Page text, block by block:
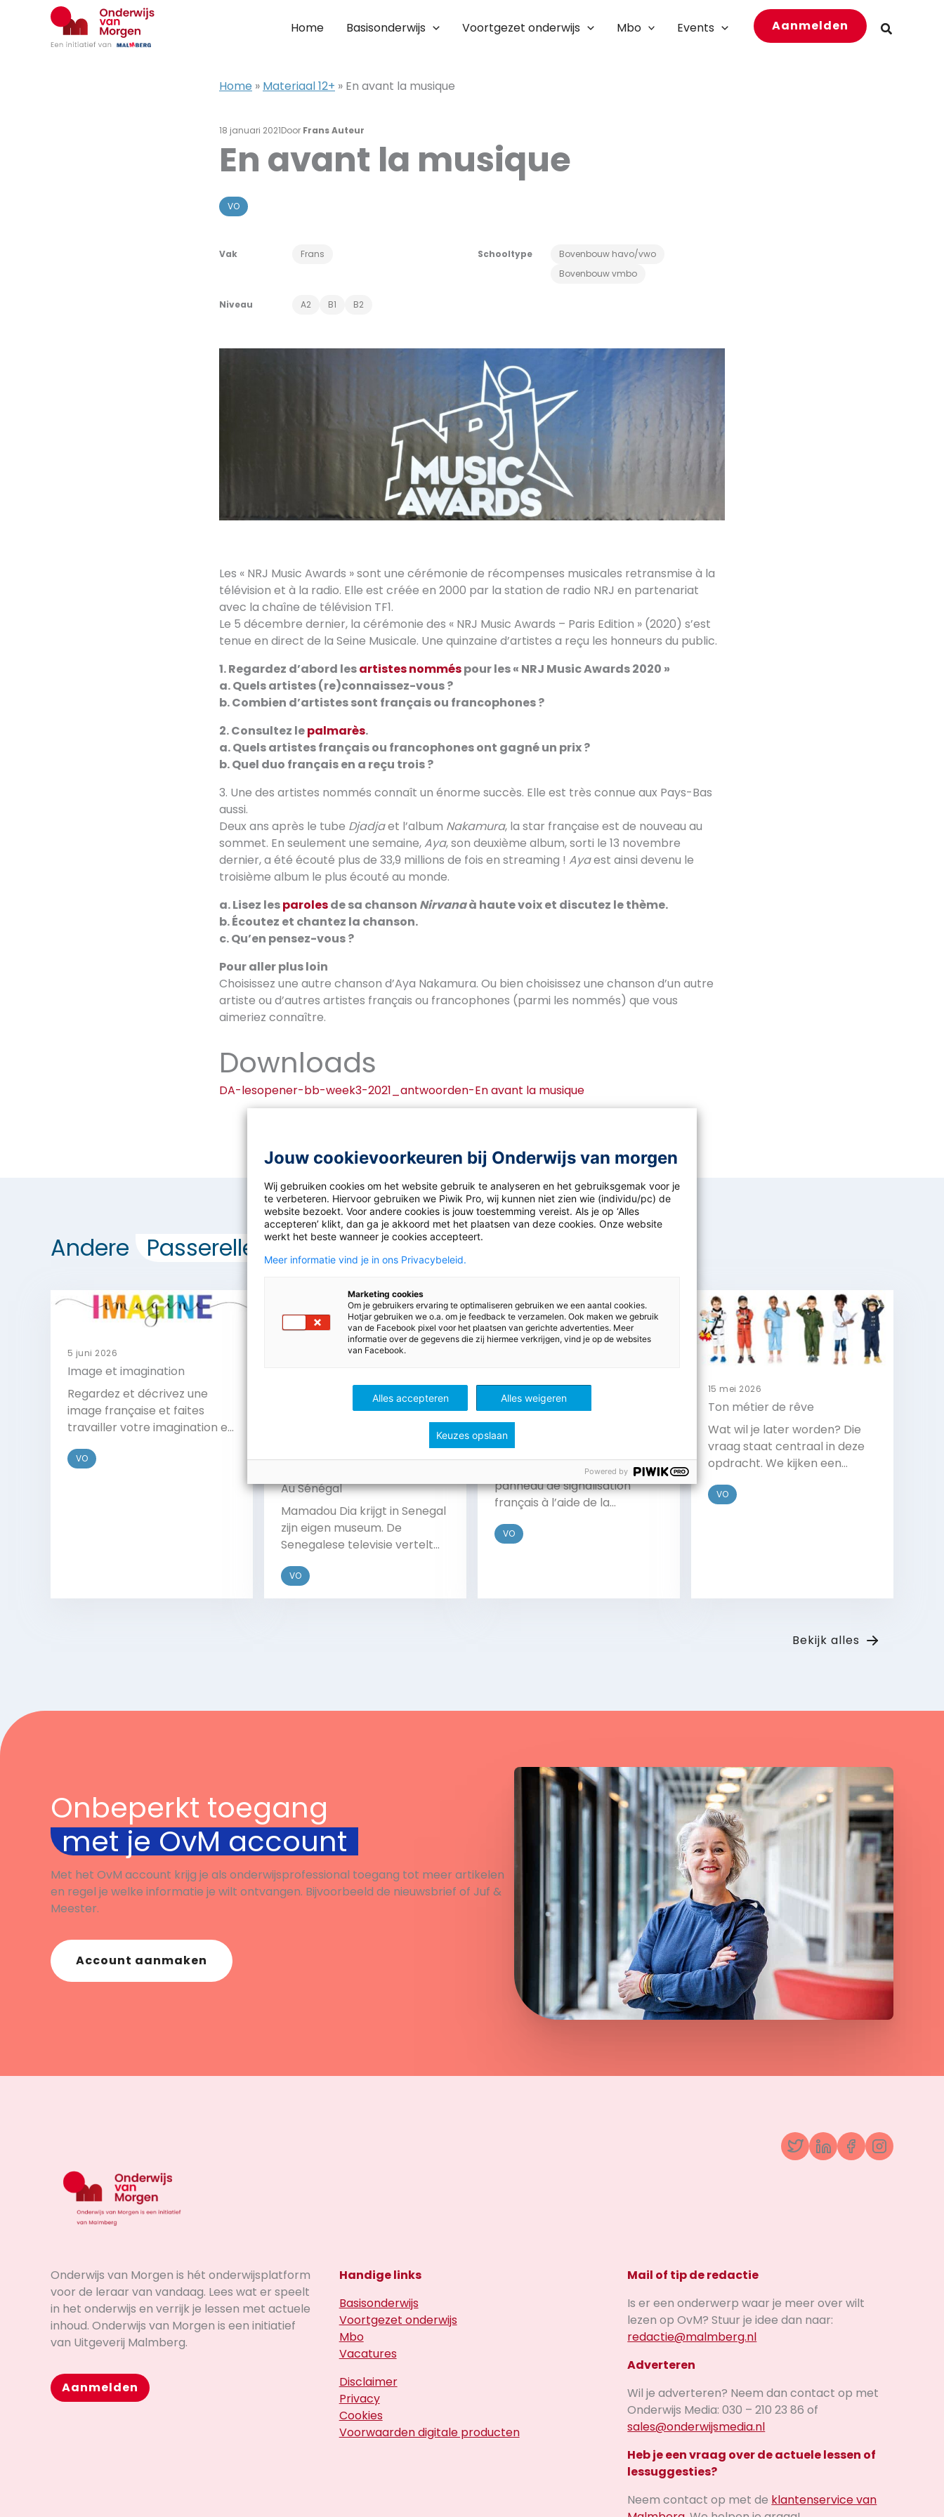
Home Basisonderwijs Voortgezet onderwijs Mbo Events Aanmelden Zoeken
Home » Materiaal 12+ » En avant la musique
18 januari 2021Door Frans Auteur
VO
Vak Frans Schooltype
Bovenbouw havo/vwo
Bovenbouw vmbo
Niveau A2 B1 B2
En avant la musique
Les « NRJ Music Awards » sont une cérémonie de récompenses musicales retransmise à la
télévision et à la radio. Elle est créée en 2000 par la station de radio NRJ en partenariat
avec la chaîne de télévision TF1.
Le 5 décembre dernier, la cérémonie des « NRJ Music Awards – Paris Edition » (2020) s’est
tenue en direct de la Seine Musicale. Une quinzaine d’artistes a reçu les honneurs du public.
1. Regardez d’abord lesartistes nomméspour les « NRJ Music Awards 2020 »
a. Quels artistes (re)connaissez-vous ?
b. Combien d’artistes sont français ou francophones ?
2. Consultez lepalmarès.
a. Quels artistes français ou francophones ont gagné un prix ?
b. Quel duo français en a reçu trois ?
3. Une des artistes nommés connaît un énorme succès. Elle est très connue aux Pays-Bas
aussi.
Deux ans après le tube Djadjaet l’album Nakamura, la star française est de nouveau au
sommet. En seulement une semaine, Aya, son deuxième album, sorti le 13 novembre
dernier, a été écouté plus de 33,9 millions de fois en streaming ! Ayaest ainsi devenu le
troisième album le plus écouté au monde.
a. Lisez lesparolesde sa chanson Nirvanaà haute voix et discutez le thème.
b. Écoutez et chantez la chanson.
c. Qu’en pensez-vous ?
Pour aller plus loin
Choisissez une autre chanson d’Aya Nakamura. Ou bien choisissez une chanson d’un autre
artiste ou d’autres artistes français ou francophones (parmi les nommés) que vous
aimeriez connaître.
Downloads
DA-lesopener-bb-week3-2021_antwoorden-En avant la musique
Andere Passerelle Frans
5 juni 2026
Image et imagination
Regardez et décrivez une
image française et faites
travailler votre imagination en
VO
Au Sénégal
Mamadou Dia krijgt in Senegal
zijn eigen museum. De
Senegalese televisie vertelt
beantwoord de vragen.
VO
Signalisation
Découvrez la signification d’un
panneau de signalisation
français à l’aide de la
vos connaissances de
VO
15 mei 2026
Ton métier de rêve
Wat wil je later worden? Die
vraag staat centraal in deze
opdracht. We kijken een
straatinterview en
VO
Bekijk alles
Onbeperkt toegang
met je OvM account
Met het OvM account krijg je als onderwijsprofessional toegang tot meer artikelen
en regel je welke informatie je wilt ontvangen. Bijvoorbeeld de nieuwsbrief of Juf &
Meester.
Account aanmaken
TwitterLinkedInFacebook
Onderwijs van Morgen is hét onderwijsplatform
voor de leraar van vandaag. Lees wat er speelt
in het onderwijs en verrijk je lessen met actuele
inhoud. Onderwijs van Morgen is een initiatief
van Uitgeverij Malmberg.
Aanmelden
Handige links
Basisonderwijs
Voortgezet onderwijs
Mbo
Vacatures
Disclaimer
Privacy
Cookies
Voorwaarden digitale producten
Mail of tip de redactie
Is er een onderwerp waar je meer over wilt
lezen op OvM? Stuur je idee dan naar:
redactie@malmberg.nl
Adverteren
Wil je adverteren? Neem dan contact op met
Onderwijs Media: 030 – 210 23 86 of
sales@onderwijsmedia.nl
Heb je een vraag over de actuele lessen of
lessuggesties?
Neem contact op met de klantenservice van
Jouw cookievoorkeuren bij Onderwijs van morgen
Wij gebruiken cookies om het website gebruik te analyseren en het gebruiksgemak voor je
te verbeteren. Hiervoor gebruiken we Piwik Pro, wij kunnen niet zien wie (individu/pc) de
website bezoekt. Voor andere cookies is jouw toestemming vereist. Als je op ‘Alles
accepteren’ klikt, dan ga je akkoord met het plaatsen van deze cookies. Onze website
werkt het beste wanneer je cookies accepteert.
Meer informatie vind je in ons Privacybeleid.
Marketing cookies
Om je gebruikers ervaring te optimaliseren gebruiken we een aantal cookies.
Hotjar gebruiken we o.a. om je feedback te verzamelen. Ook maken we gebruik
van de Facebook pixel voor het plaatsen van gerichte advertenties. Meer
informatie over de gegevens die zij hiermee verkrijgen, vind je op de websites
van Facebook.
Alles accepteren Alles weigeren
Keuzes opslaan
Powered by